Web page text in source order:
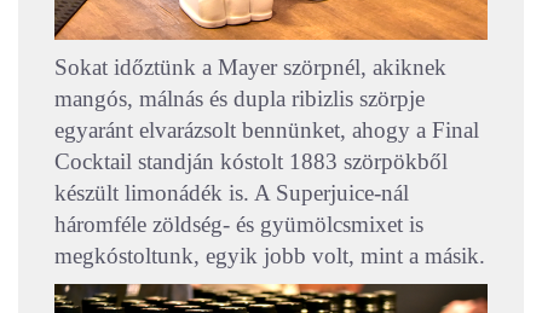
Sokat időztünk a Mayer szörpnél, akiknek
mangós, málnás és dupla ribizlis szörpje
egyaránt elvarázsolt bennünket, ahogy a Final
Cocktail standján kóstolt 1883 szörpökből
készült limonádék is. A Superjuice-nál
háromféle zöldség- és gyümölcsmixet is
megkóstoltunk, egyik jobb volt, mint a másik.